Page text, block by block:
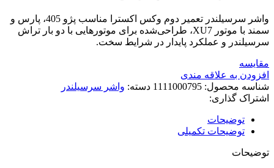
واشر سرسیلندر تعمیر دوم وکس اکسترا مناسب پژو 405، پارس و
سمند با موتور XU7، طراحی‌شده برای موتورهایی با دو بار تراش
سرسیلندر و عملکرد پایدار در شرایط سخت.
مقایسه
افزودن به علاقه مندی
شناسه محصول: 1111000795 دسته: واشر سرسیلندر
اشتراک گذاری:
توضیحات
توضیحات تکمیلی
توضیحات